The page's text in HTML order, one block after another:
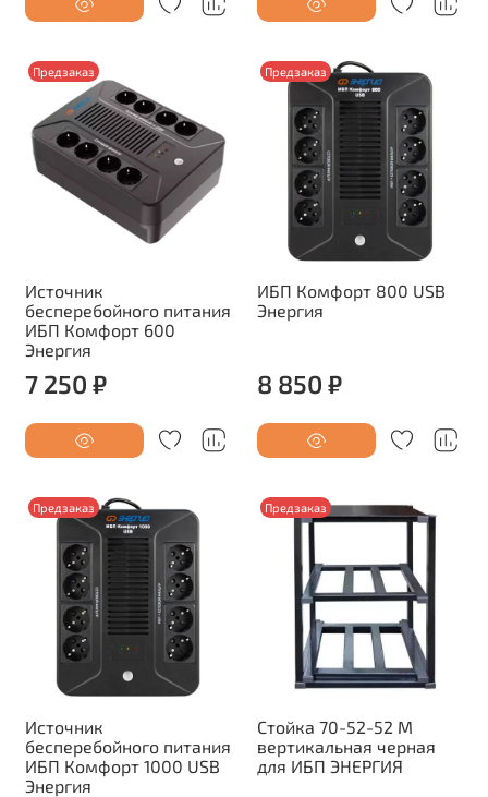
Предзаказ
Источник
бесперебойного питания
ИБП Комфорт 600
Энергия
7 250 ₽
Предзаказ
ИБП Комфорт 800 USB
Энергия
8 850 ₽
Предзаказ
Источник
бесперебойного питания
ИБП Комфорт 1000 USB
Энергия
Предзаказ
Стойка 70-52-52 М
вертикальная черная
для ИБП ЭНЕРГИЯ